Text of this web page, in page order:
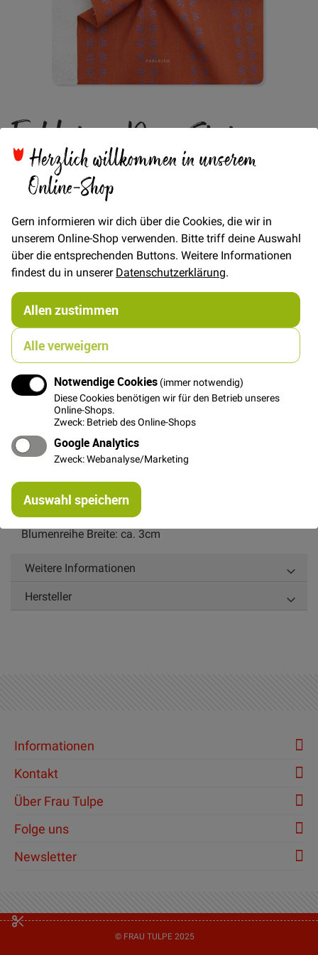
Herzlich willkommen in unserem
Online-Shop
Gern informieren wir dich über die Cookies, die wir in
unserem Online-Shop verwenden. Bitte triff deine Auswahl
über die entsprechenden Buttons. Weitere Informationen
findest du in unsererDatenschutzerklärung.
Allen zustimmen
Alle verweigern
Notwendige Cookies (immer notwendig)
Diese Cookies benötigen wir für den Betrieb unseres
Online-Shops.
Zweck: Betrieb des Online-Shops
Google Analytics
Zweck: Webanalyse/Marketing
Auswahl speichern
der
springen
Fableism Deco Stripe -
Spice
VerfügbarkeitAuf Lager
27,00 €
€/METER (Freie Eingabe)
Menge
In den Warenkorb
Details
Besonderer Baumwollstoff mit kontrastreicher Webung
von FABLEISM aus der Kollektion "Fine & Dandy". Der
Stoff ist garngefärbt und eingewebte Muster ist sehr
dekorativ. Für Bekleidung, Patchwork und Home
Dekoration bestens geeignet!
Blumenreihe Breite: ca. 3cm
Weitere Informationen
Hersteller
Informationen
Kontakt
Über Frau Tulpe
Folge uns
Newsletter
© FRAU TULPE 2025